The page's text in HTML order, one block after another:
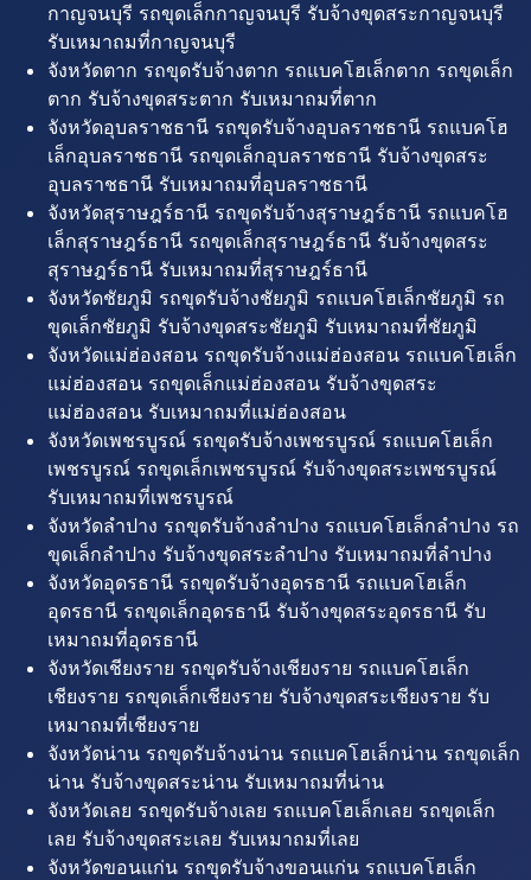
กาญจนบุรี รถขุดเล็กกาญจนบุรี รับจ้างขุดสระกาญจนบุรี
รับเหมาถมที่กาญจนบุรี
จังหวัดตาก รถขุดรับจ้างตาก รถแบคโฮเล็กตาก รถขุดเล็ก
ตาก รับจ้างขุดสระตาก รับเหมาถมที่ตาก
จังหวัดอุบลราชธานี รถขุดรับจ้างอุบลราชธานี รถแบคโฮ
เล็กอุบลราชธานี รถขุดเล็กอุบลราชธานี รับจ้างขุดสระ
อุบลราชธานี รับเหมาถมที่อุบลราชธานี
จังหวัดสุราษฎร์ธานี รถขุดรับจ้างสุราษฎร์ธานี รถแบคโฮ
เล็กสุราษฎร์ธานี รถขุดเล็กสุราษฎร์ธานี รับจ้างขุดสระ
สุราษฎร์ธานี รับเหมาถมที่สุราษฎร์ธานี
จังหวัดชัยภูมิ รถขุดรับจ้างชัยภูมิ รถแบคโฮเล็กชัยภูมิ รถ
ขุดเล็กชัยภูมิ รับจ้างขุดสระชัยภูมิ รับเหมาถมที่ชัยภูมิ
จังหวัดแม่ฮ่องสอน รถขุดรับจ้างแม่ฮ่องสอน รถแบคโฮเล็ก
แม่ฮ่องสอน รถขุดเล็กแม่ฮ่องสอน รับจ้างขุดสระ
แม่ฮ่องสอน รับเหมาถมที่แม่ฮ่องสอน
จังหวัดเพชรบูรณ์ รถขุดรับจ้างเพชรบูรณ์ รถแบคโฮเล็ก
เพชรบูรณ์ รถขุดเล็กเพชรบูรณ์ รับจ้างขุดสระเพชรบูรณ์
รับเหมาถมที่เพชรบูรณ์
จังหวัดลำปาง รถขุดรับจ้างลำปาง รถแบคโฮเล็กลำปาง รถ
ขุดเล็กลำปาง รับจ้างขุดสระลำปาง รับเหมาถมที่ลำปาง
จังหวัดอุดรธานี รถขุดรับจ้างอุดรธานี รถแบคโฮเล็ก
อุดรธานี รถขุดเล็กอุดรธานี รับจ้างขุดสระอุดรธานี รับ
เหมาถมที่อุดรธานี
จังหวัดเชียงราย รถขุดรับจ้างเชียงราย รถแบคโฮเล็ก
เชียงราย รถขุดเล็กเชียงราย รับจ้างขุดสระเชียงราย รับ
เหมาถมที่เชียงราย
จังหวัดน่าน รถขุดรับจ้างน่าน รถแบคโฮเล็กน่าน รถขุดเล็ก
น่าน รับจ้างขุดสระน่าน รับเหมาถมที่น่าน
จังหวัดเลย รถขุดรับจ้างเลย รถแบคโฮเล็กเลย รถขุดเล็ก
เลย รับจ้างขุดสระเลย รับเหมาถมที่เลย
จังหวัดขอนแก่น รถขุดรับจ้างขอนแก่น รถแบคโฮเล็ก